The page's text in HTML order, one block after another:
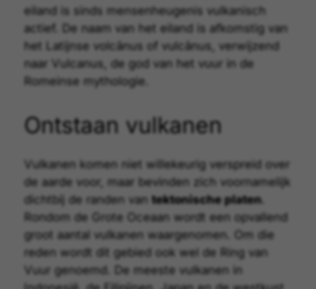
eiland is sinds mensenheugenis vulkanisch
actief. De naam van het eiland is afkomstig van
het Latijnse volcānus of vulcānus, verwijzend
naar Vulcanus, de god van het vuur in de
Romeinse mythologie.
Ontstaan vulkanen
Vulkanen komen niet willekeurig verspreid over
de aarde voor, maar bevinden zich voornamelijk
dichtbij de randen van tektonische platen.
Rondom de Grote Oceaan wordt een opvallend
groot aantal vulkanen waargenomen. Om die
reden wordt dit gebied ook wel de Ring van
Vuur genoemd. De meeste vulkanen in